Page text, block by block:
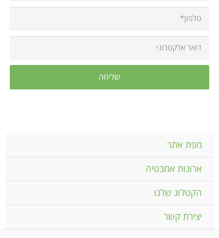
מפת אתר
ארונות אמבטיה
הקטלוג שלנו
יצירת קשר